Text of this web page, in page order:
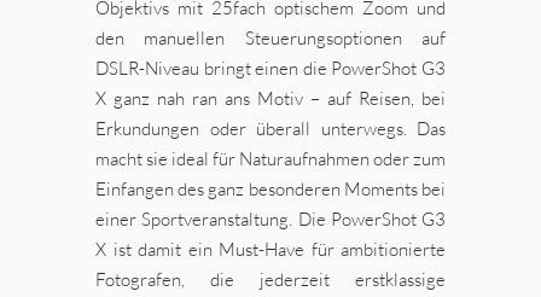
Objektivs mit 25fach optischem Zoom und
den manuellen Steuerungsoptionen auf
DSLR-Niveau bringt einen die PowerShot G3
X ganz nah ran ans Motiv – auf Reisen, bei
Erkundungen oder überall unterwegs. Das
macht sie ideal für Naturaufnahmen oder zum
Einfangen des ganz besonderen Moments bei
einer Sportveranstaltung. Die PowerShot G3
X ist damit ein Must-Have für ambitionierte
Fotografen, die jederzeit erstklassige